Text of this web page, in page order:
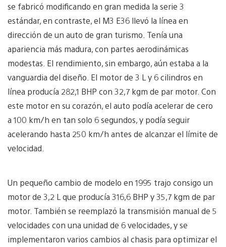
se fabricó modificando en gran medida la serie 3
estándar, en contraste, el M3 E36 llevó la línea en
dirección de un auto de gran turismo. Tenía una
apariencia más madura, con partes aerodinámicas
modestas. El rendimiento, sin embargo, aún estaba a la
vanguardia del diseño. El motor de 3 L y 6 cilindros en
línea producía 282,1 BHP con 32,7 kgm de par motor. Con
este motor en su corazón, el auto podía acelerar de cero
a 100 km/h en tan solo 6 segundos, y podía seguir
acelerando hasta 250 km/h antes de alcanzar el límite de
velocidad.
Un pequeño cambio de modelo en 1995 trajo consigo un
motor de 3,2 L que producía 316,6 BHP y 35,7 kgm de par
motor. También se reemplazó la transmisión manual de 5
velocidades con una unidad de 6 velocidades, y se
implementaron varios cambios al chasis para optimizar el